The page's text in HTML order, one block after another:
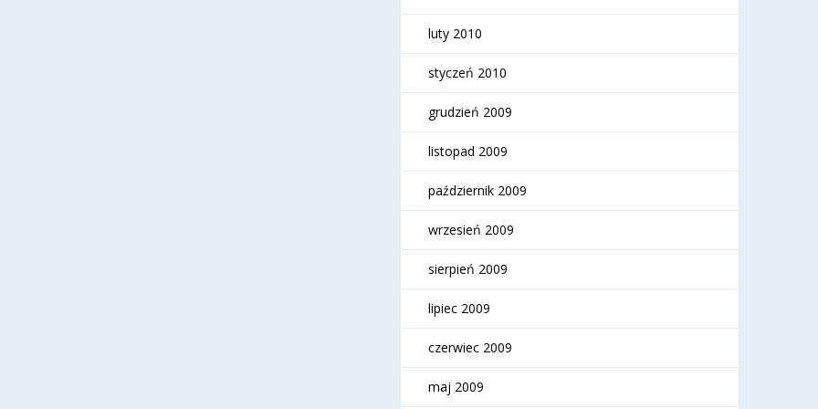
luty 2010
styczeń 2010
grudzień 2009
listopad 2009
październik 2009
wrzesień 2009
sierpień 2009
lipiec 2009
czerwiec 2009
maj 2009